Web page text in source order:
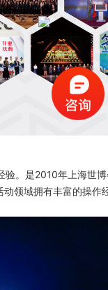
。 是2010年上海世
领域拥有丰富的操